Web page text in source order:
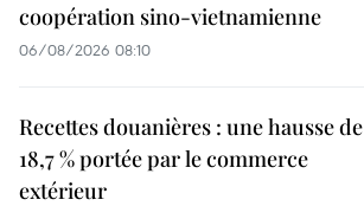
coopération sino-vietnamienne
06/08/2026 08:10
Recettes douanières : une hausse de
18,7 % portée par le commerce
extérieur